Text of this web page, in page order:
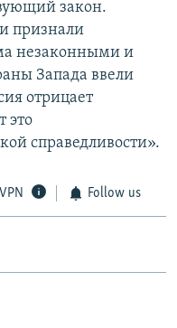
закон.
признали
незаконными и
Запада ввели
отрицает
это
справедливости».
Follow us